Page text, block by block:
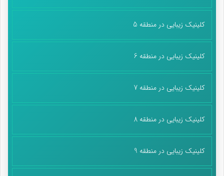
کلینیک زیبایی در منطقه 5
کلینیک زیبایی در منطقه 6
کلینیک زیبایی در منطقه 7
کلینیک زیبایی در منطقه 8
کلینیک زیبایی در منطقه 9